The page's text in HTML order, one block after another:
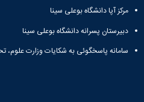
مرکز آپا دانشگاه بوعلی سینا
دبیرستان پسرانه دانشگاه بوعلی سینا
سامانه پاسخگوئی به شکایات وزارت علوم،